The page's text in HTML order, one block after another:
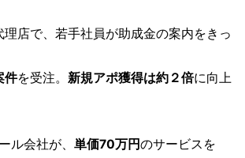
理店で、若手社員が助成金の案内をきっ
件を受注。 新規アポ獲得は約２倍に向上
ル会社が、 単価70万円のサービスを